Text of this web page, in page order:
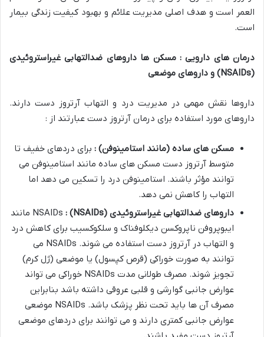
العمر است و هدف اصلی مدیریت علائم و بهبود کیفیت زندگی بیمار
است.
درمان های دارویی : مسکن ها داروهای ضدالتهابی غیراستروئیدی
(NSAIDs)
و داروهای موضعی
داروها نقش مهمی در مدیریت درد و التهاب آرتروز دست دارند.
داروهای مورد استفاده برای درمان آرتروز دست عبارتند از :
مسکن های ساده (مانند استامینوفن) : برای دردهای خفیف تا
متوسط آرتروز دست مسکن های ساده مانند استامینوفن می
توانند مؤثر باشند. استامینوفن درد را تسکین می دهد اما
التهاب را کاهش نمی دهد.
داروهای ضدالتهابی غیراستروئیدی (NSAIDs) :
NSAIDs مانند
ایبوپروفن ناپروکسن دیکلوفناک و سلکوکسیب برای کاهش درد
و التهاب در آرتروز دست استفاده می شوند. NSAIDs می
توانند به صورت خوراکی (قرص کپسول) یا موضعی (ژل کرم)
تجویز شوند. مصرف طولانی مدت NSAIDs خوراکی می تواند
عوارض جانبی گوارشی و قلبی عروقی داشته باشد بنابراین
مصرف آن ها باید تحت نظر پزشک باشد. NSAIDs موضعی
عوارض جانبی کمتری دارند و می توانند برای دردهای موضعی